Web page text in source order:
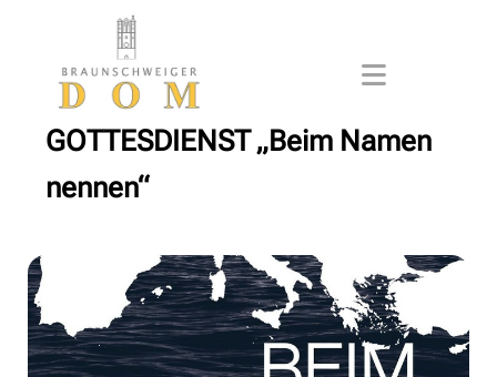
GOTTESDIENST „Beim Namen
nennen“